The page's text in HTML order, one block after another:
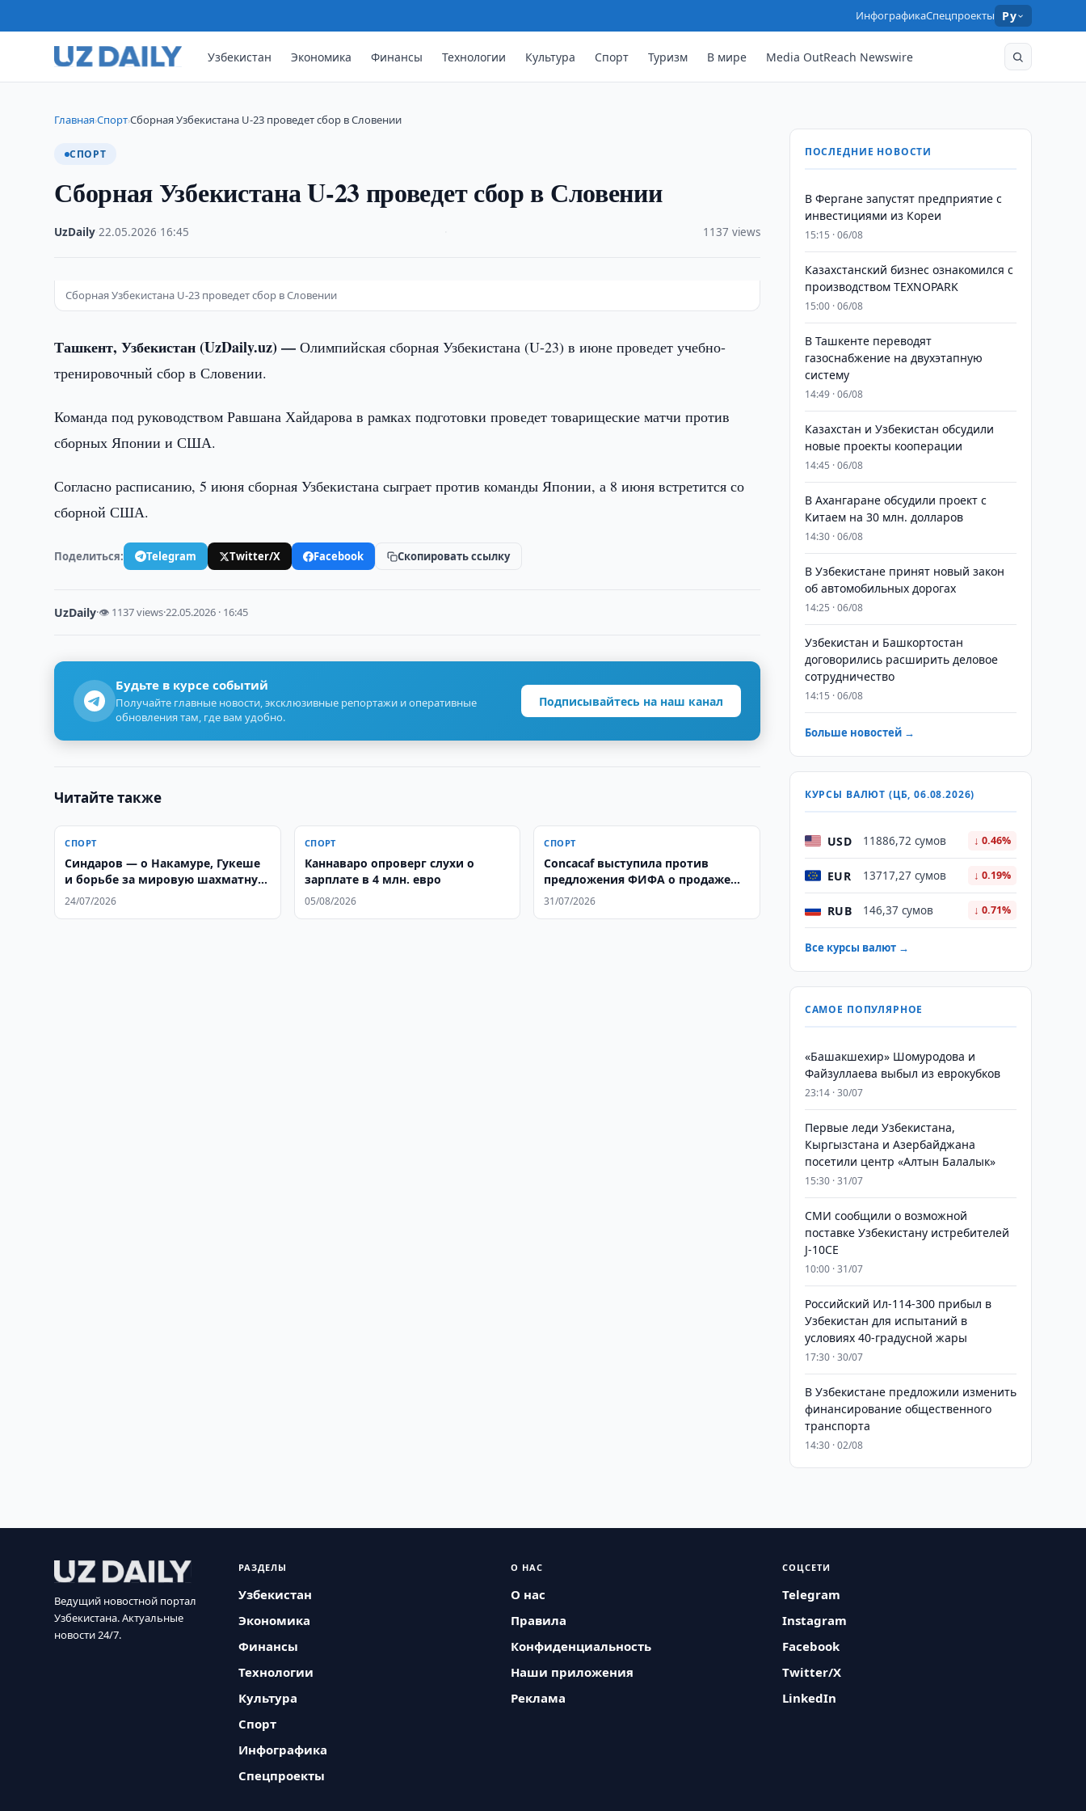
ИнфографикаСпецпроекты Ру
Узбекистан Экономика Финансы Технологии Культура Спорт Туризм В мире Media OutReach Newswire
Главная›Спорт›Сборная Узбекистана U-23 проведет сбор в Словении
СПОРТ
Сборная Узбекистана U-23 проведет сбор в Словении
UzDaily ·22.05.2026 16:45 1137 views
Сборная Узбекистана U-23 проведет сбор в Словении
Ташкент, Узбекистан (UzDaily.uz) —Олимпийская сборная Узбекистана (U-23) в июне проведет учебно-
тренировочный сбор в Словении.
Команда под руководством Равшана Хайдарова в рамках подготовки проведет товарищеские матчи против
сборных Японии и США.
Согласно расписанию, 5 июня сборная Узбекистана сыграет против команды Японии, а 8 июня встретится со
сборной США.
Поделиться: Telegram Twitter/X Facebook Скопировать ссылку
UzDaily·👁 1137 views·22.05.2026 · 16:45
Будьте в курсе событий
Получайте главные новости, эксклюзивные репортажи и оперативные
обновления там, где вам удобно.
Подписывайтесь на наш канал
Читайте также
СПОРТ
Синдаров — о Накамуре, Гукеше
и борьбе за мировую шахматную
корону
24/07/2026
СПОРТ
Каннаваро опроверг слухи о
зарплате в 4 млн. евро
05/08/2026
СПОРТ
Concacaf выступила против
предложения ФИФА о продаже
доли в коммерческих правах
31/07/2026
ПОСЛЕДНИЕ НОВОСТИ
В Фергане запустят предприятие с
инвестициями из Кореи
15:15 · 06/08
Казахстанский бизнес ознакомился с
производством TEXNOPARK
15:00 · 06/08
В Ташкенте переводят
газоснабжение на двухэтапную
систему
14:49 · 06/08
Казахстан и Узбекистан обсудили
новые проекты кооперации
14:45 · 06/08
В Ахангаране обсудили проект с
Китаем на 30 млн. долларов
14:30 · 06/08
В Узбекистане принят новый закон
об автомобильных дорогах
14:25 · 06/08
Узбекистан и Башкортостан
договорились расширить деловое
сотрудничество
14:15 · 06/08
Больше новостей →
КУРСЫ ВАЛЮТ (ЦБ, 06.08.2026)
USD 11886,72 сумов ↓ 0.46%
EUR 13717,27 сумов ↓ 0.19%
RUB 146,37 сумов ↓ 0.71%
Все курсы валют →
САМОЕ ПОПУЛЯРНОЕ
«Башакшехир» Шомуродова и
Файзуллаева выбыл из еврокубков
23:14 · 30/07
Первые леди Узбекистана,
Кыргызстана и Азербайджана
посетили центр «Алтын Балалык»
15:30 · 31/07
СМИ сообщили о возможной
поставке Узбекистану истребителей
J-10CE
10:00 · 31/07
Российский Ил-114-300 прибыл в
Узбекистан для испытаний в
условиях 40-градусной жары
17:30 · 30/07
В Узбекистане предложили изменить
финансирование общественного
транспорта
14:30 · 02/08
Ведущий новостной портал
Узбекистана. Актуальные
новости 24/7.
РАЗДЕЛЫ
Узбекистан
Экономика
Финансы
Технологии
Культура
Спорт
Инфографика
Спецпроекты
О НАС
О нас
Правила
Конфиденциальность
Наши приложения
Реклама
СОЦСЕТИ
Telegram
Instagram
Facebook
Twitter/X
LinkedIn